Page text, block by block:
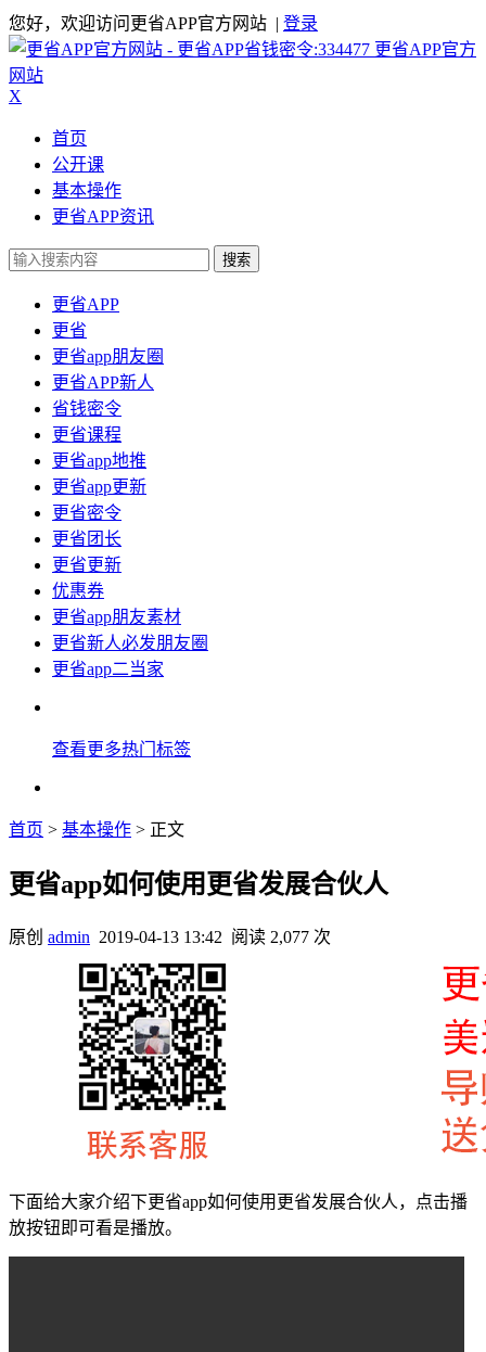
您好，欢迎访问更省APP官方网站 | 登录
更省APP官方
网站
X
首页
公开课
基本操作
更省APP资讯
搜索
更省APP
更省
更省app朋友圈
更省APP新人
省钱密令
更省课程
更省app地推
更省app更新
更省密令
更省团长
更省更新
优惠券
更省app朋友素材
更省新人必发朋友圈
更省app二当家
查看更多热门标签
首页 > 基本操作 > 正文
更省app如何使用更省发展合伙人
原创 admin 2019-04-13 13:42 阅读 2,077 次
下面给大家介绍下更省app如何使用更省发展合伙人，点击播
放按钮即可看是播放。